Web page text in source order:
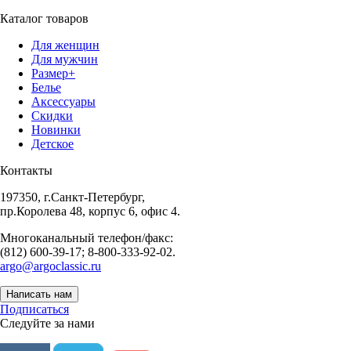
Каталог товаров
Для женщин
Для мужчин
Размер+
Белье
Аксессуары
Скидки
Новинки
Детское
Контакты
197350, г.Санкт-Петербург,
пр.Королева 48, корпус 6, офис 4.
Многоканальный телефон/факс:
(812) 600-39-17; 8-800-333-92-02.
argo@argoclassic.ru
Написать нам
Подписаться
Следуйте за нами